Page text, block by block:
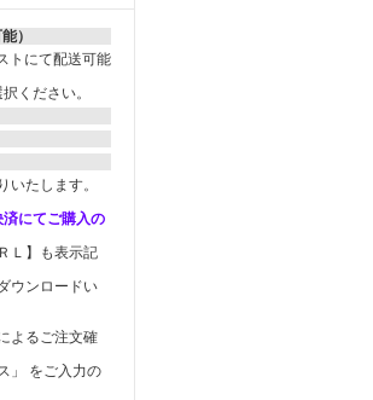
）
トにて配送可能
ください。
いたします。
にてご購入の
Ｌ】も表示記
ウンロードい
よるご注文確
」 をご入力の